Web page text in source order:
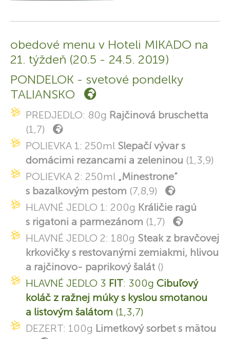
obedové menu v Hoteli MIKADO na
21. týždeň (20.5 - 24.5. 2019)
PONDELOK - svetové pondelky
TALIANSKO
PREDJEDLO: 80g Rajčinová bruschetta
(1,7)
POLIEVKA 1: 250ml Slepačí vývar s
domácimi rezancami a zeleninou (1,3,9)
POLIEVKA 2: 250ml „Minestrone“
s bazalkovým pestom (7,8,9)
HLAVNÉ JEDLO 1: 200g Králičie ragú
s rigatoni a parmezánom (1,7)
HLAVNÉ JEDLO 2: 180g Steak z bravčovej
krkovičky s restovanými zemiakmi, hlivou
a rajčinovo- paprikový šalát ()
HLAVNÉ JEDLO 3 FIT: 300g Cibuľový
koláč z ražnej múky s kyslou smotanou
a listovým šalátom (1,3,7)
DEZERT: 100g Limetkový sorbet s mätou